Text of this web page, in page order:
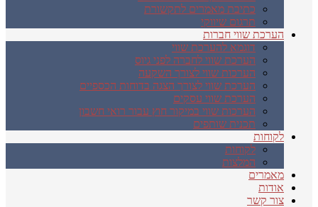
כתיבת מאמרים לתקשורת
תרגום שיווקי
הערכת שווי חברות
דוגמא להערכת שווי
הערכת שווי לחברה לפני גיוס
הערכות שווי לצורך השקעה
הערכת שווי לצורך הצגה בדוחות הכספיים
הערכת שווי עסקים
הערכות שווי במיקור חוץ עבור רואי חשבון
תכנית שותפים
לקוחות
לקוחות
המלצות
מאמרים
אודות
צור קשר